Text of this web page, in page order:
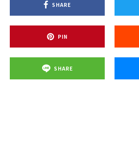
SHARE
PIN
SHARE